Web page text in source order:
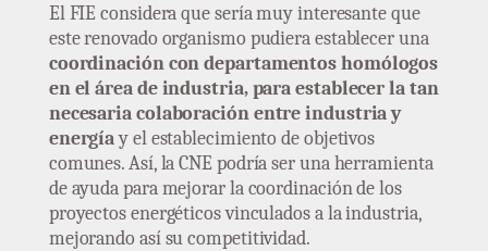
El FIE considera que sería muy interesante que
este renovado organismo pudiera establecer una
coordinación con departamentos homólogos
en el área de industria, para establecer la tan
necesaria colaboración entre industria y
energíay el establecimiento de objetivos
comunes. Así, la CNE podría ser una herramienta
de ayuda para mejorar la coordinación de los
proyectos energéticos vinculados a la industria,
mejorando así su competitividad.